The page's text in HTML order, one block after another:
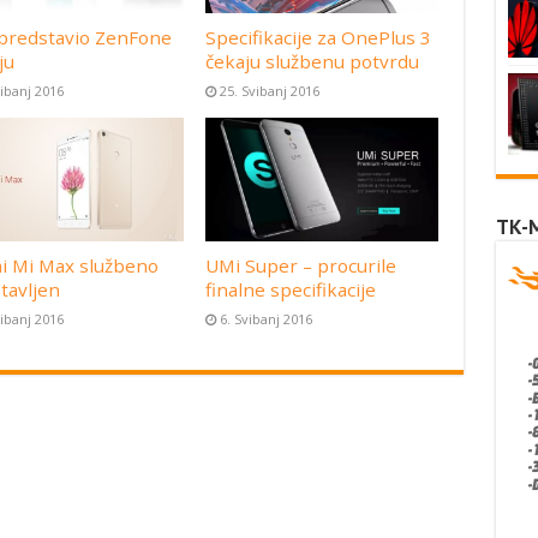
ZenFone
2016
Specifikacije za OnePlus 3
čekaju službenu potvrdu
25. Svibanj 2016
Mi Max službeno
2016
UMi Super – procurile
finalne specifikacije
6. Svibanj 2016
TK-